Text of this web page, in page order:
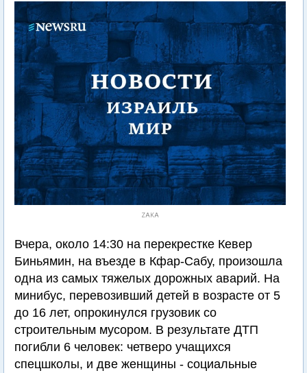
ZAKA
Вчера, около 14:30 на перекрестке Кевер
Биньямин, на въезде в Кфар-Сабу, произошла
одна из самых тяжелых дорожных аварий. На
минибус, перевозивший детей в возрасте от 5
до 16 лет, опрокинулся грузовик со
строительным мусором. В результате ДТП
погибли 6 человек: четверо учащихся
спецшколы, и две женщины - социальные